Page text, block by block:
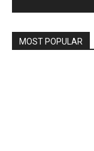
MOST POPULAR